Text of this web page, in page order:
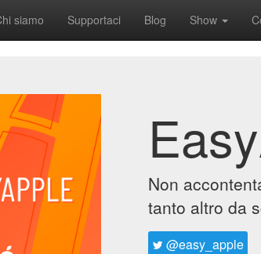
siamo Supportaci Blog Show
Non
tanto altro da
@easy_apple